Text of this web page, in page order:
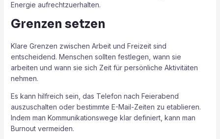
Energie aufrechtzuerhalten.
Grenzen setzen
Klare Grenzen zwischen Arbeit und Freizeit sind
entscheidend. Menschen sollten festlegen, wann sie
arbeiten und wann sie sich Zeit für persönliche Aktivitäten
nehmen.
Es kann hilfreich sein, das Telefon nach Feierabend
auszuschalten oder bestimmte E-Mail-Zeiten zu etablieren.
Indem man Kommunikationswege klar definiert, kann man
Burnout vermeiden.